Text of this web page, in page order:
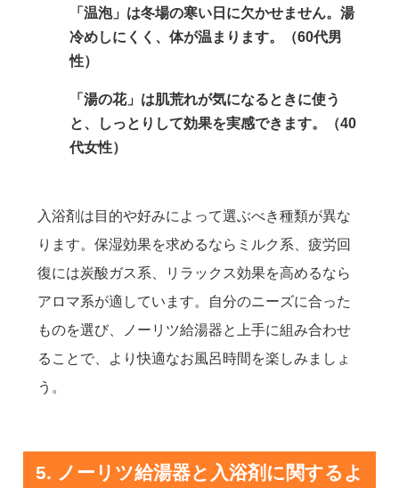
「温泡」は冬場の寒い日に欠かせません。湯
冷めしにくく、体が温まります。（60代男
性）
「湯の花」は肌荒れが気になるときに使う
と、しっとりして効果を実感できます。（40
代女性）
入浴剤は目的や好みによって選ぶべき種類が異な
ります。保湿効果を求めるならミルク系、疲労回
復には炭酸ガス系、リラックス効果を高めるなら
アロマ系が適しています。自分のニーズに合った
ものを選び、ノーリツ給湯器と上手に組み合わせ
ることで、より快適なお風呂時間を楽しみましょ
う。
5. ノーリツ給湯器と入浴剤に関するよ